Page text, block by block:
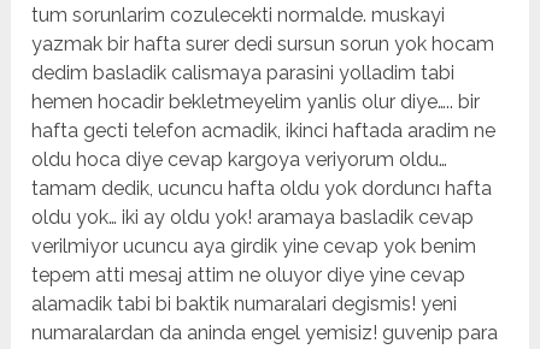
tum sorunlarim cozulecekti normalde. muskayi
yazmak bir hafta surer dedi sursun sorun yok hocam
dedim basladik calismaya parasini yolladim tabi
hemen hocadir bekletmeyelim yanlis olur diye….. bir
hafta gecti telefon acmadik, ikinci haftada aradim ne
oldu hoca diye cevap kargoya veriyorum oldu…
tamam dedik, ucuncu hafta oldu yok dorduncı hafta
oldu yok… iki ay oldu yok! aramaya basladik cevap
verilmiyor ucuncu aya girdik yine cevap yok benim
tepem atti mesaj attim ne oluyor diye yine cevap
alamadik tabi bi baktik numaralari degismis! yeni
numaralardan da aninda engel yemisiz! guvenip para